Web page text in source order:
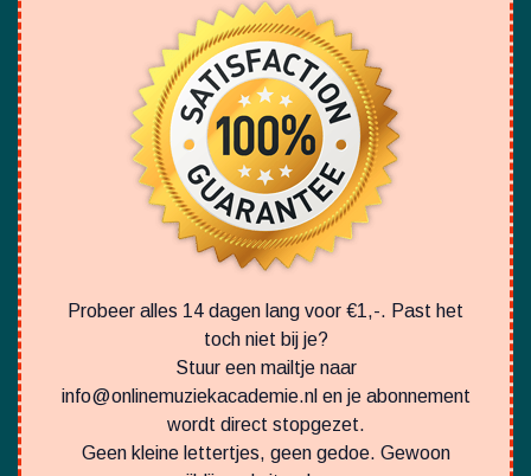
€1,-
Daarna: 19,95 per maand
Ja, ik wil direct starten met zangles
4,6 Google-beoordeling uit 230+ reviews
Onze Garantie